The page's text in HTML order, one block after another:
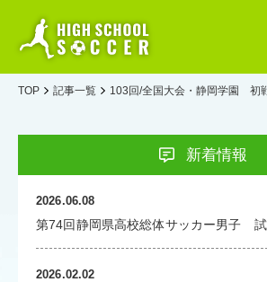
TOP 記事一覧 103回/全国大会・静岡学園 初
新着情報
2026.06.08
第74回静岡県高校総体サッカー男子
2026.02.02